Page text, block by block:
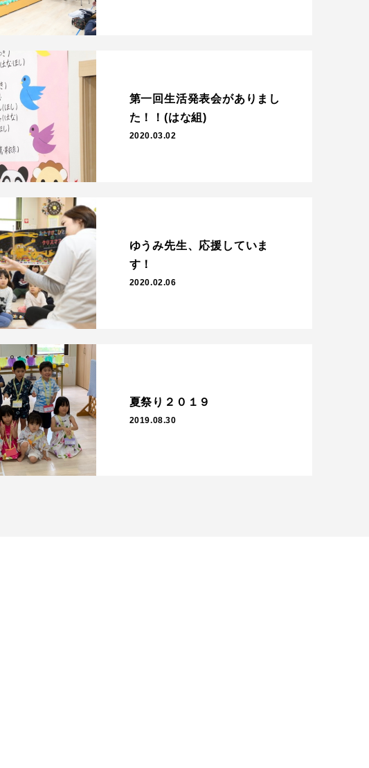
第一回生活発表会がありまし
た！！(はな組)
2020.03.02
ゆうみ先生、応援していま
す！
2020.02.06
夏祭り２０１９
2019.08.30